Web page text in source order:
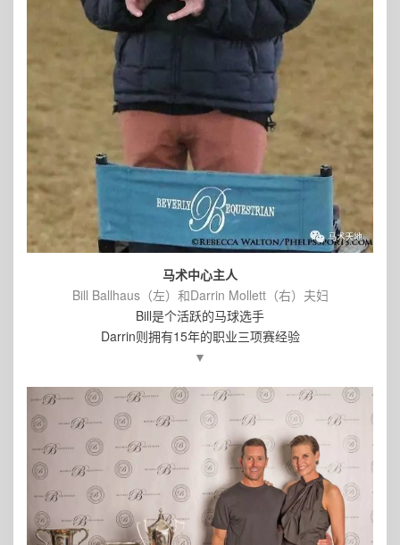
马术中心主人
Bill Ballhaus（左）和Darrin Mollett（右）夫妇
Bill是个活跃的马球选手
Darrin则拥有15年的职业三项赛经验
▼